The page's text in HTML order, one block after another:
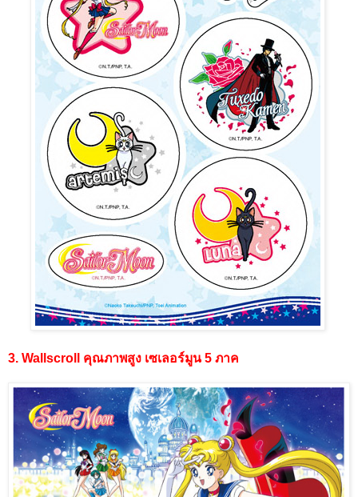
3. Wallscroll คุณภาพสูง เซเลอร์มูน 5 ภาค